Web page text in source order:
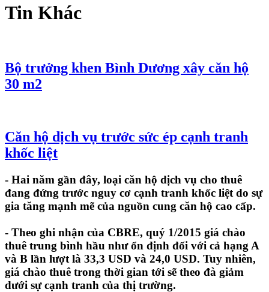
Tin Khác
Bộ trưởng khen Bình Dương xây căn hộ
30 m2
Căn hộ dịch vụ trước sức ép cạnh tranh
khốc liệt
- Hai năm gần đây, loại căn hộ dịch vụ cho thuê
đang đứng trước nguy cơ cạnh tranh khốc liệt do sự
gia tăng mạnh mẽ của nguồn cung căn hộ cao cấp.
- Theo ghi nhận của CBRE, quý 1/2015 giá chào
thuê trung bình hầu như ổn định đối với cả hạng A
và B lần lượt là 33,3 USD và 24,0 USD. Tuy nhiên,
giá chào thuê trong thời gian tới sẽ theo đà giảm
dưới sự cạnh tranh của thị trường.